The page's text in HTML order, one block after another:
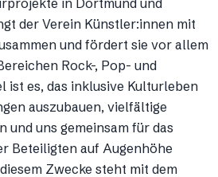
in Dortmund und
der Verein Künstler:innen mit
und fördert sie vor allem
Rock-, Pop- und
ist es, das inklusive Kulturleben
auszubauen, vielfältige
und uns gemeinsam für das
Beteiligten auf Augenhöhe
Zwecke steht mit dem